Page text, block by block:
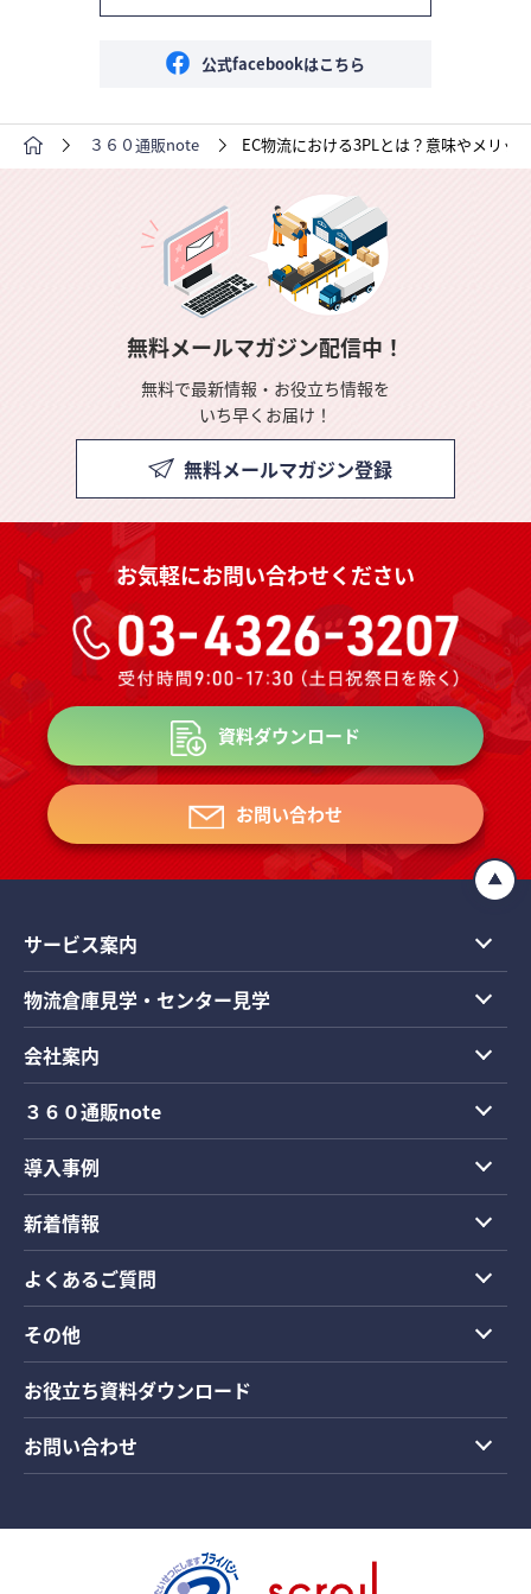
公式facebookはこちら
３６０通販note EC物流における3PLとは？意味やメリッ
無料メールマガジン配信中！
無料で最新情報・お役立ち情報を
いち早くお届け！
無料メールマガジン登録
お気軽にお問い合わせください
資料ダウンロード
お問い合わせ
サービス案内
物流倉庫見学・センター見学
会社案内
３６０通販note
導入事例
新着情報
よくあるご質問
その他
お役立ち資料ダウンロード
お問い合わせ